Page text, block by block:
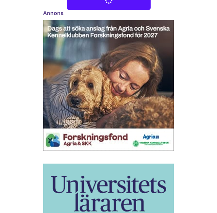
Annons